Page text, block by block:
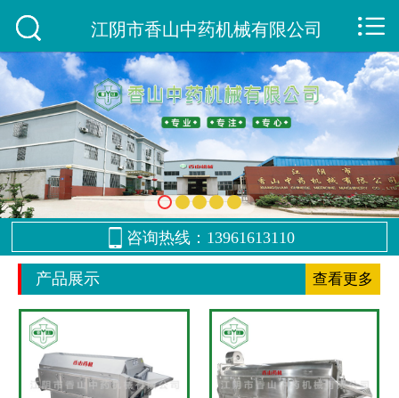
 网站首页
公司概况
- 公司简介
- 企业文化
- 企业风貌
- 荣誉资质
产品展示
- 洗药机
江阴市香山中药机械有限公司
 

 咨询热线：13961613110
产品展示 查看更多